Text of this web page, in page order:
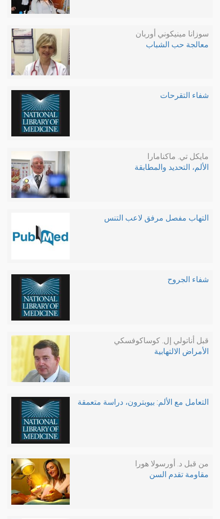
سوزانا مينيكوني أوربان
معالجة حب الشباب
شفاء التقرحات
مايكل تي. ماكنامارا
الألم، التحديد والمطابقة
التهاب مفصل مرفق لاعب التنس
شفاء الجروح
قبل أناتولي إل. كوساكوفسكي
الأمراض الالتهابية
التعامل مع الألم: بيوبترون، دراسة متعمقة
من قبل د. أورسولا هورا
مقاومة تقدم السن